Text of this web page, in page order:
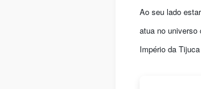
Ao seu lado
atua no universo
Império da